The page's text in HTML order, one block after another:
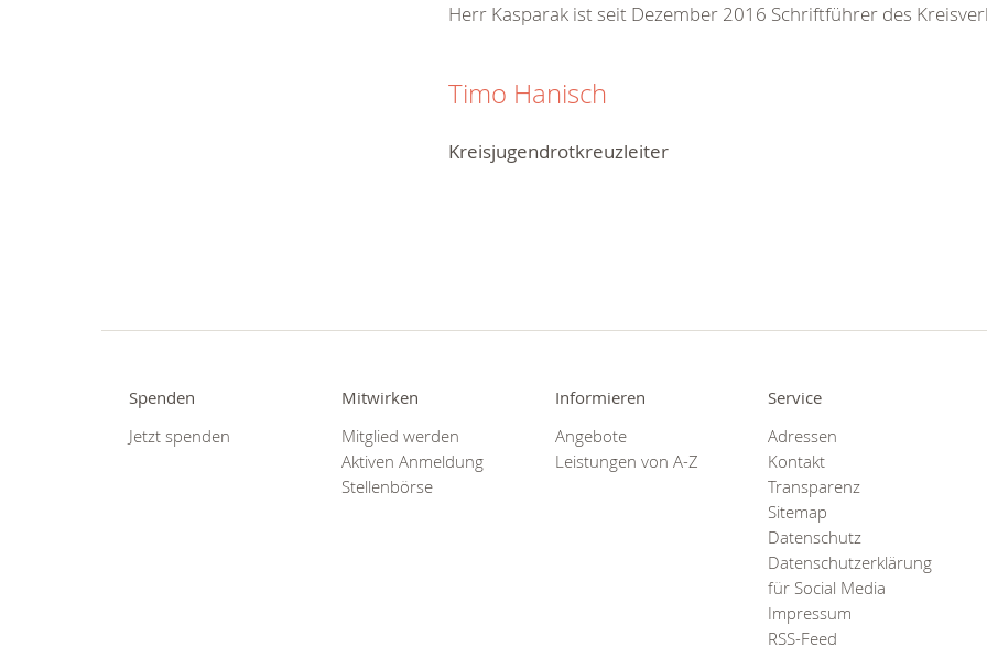
Herr Kasparak ist seit Dezember 2016 Schriftführer des
Timo Hanisch
Kreisjugendrotkreuzleiter
Spenden
Jetzt spenden
Mitwirken
Mitglied werden
Aktiven Anmeldung
Stellenbörse
Informieren
Angebote
Leistungen von A-Z
Service
Adressen
Kontakt
Transparenz
Sitemap
Datenschutz
Datenschutzerklärung
für Social Media
Impressum
RSS-Feed